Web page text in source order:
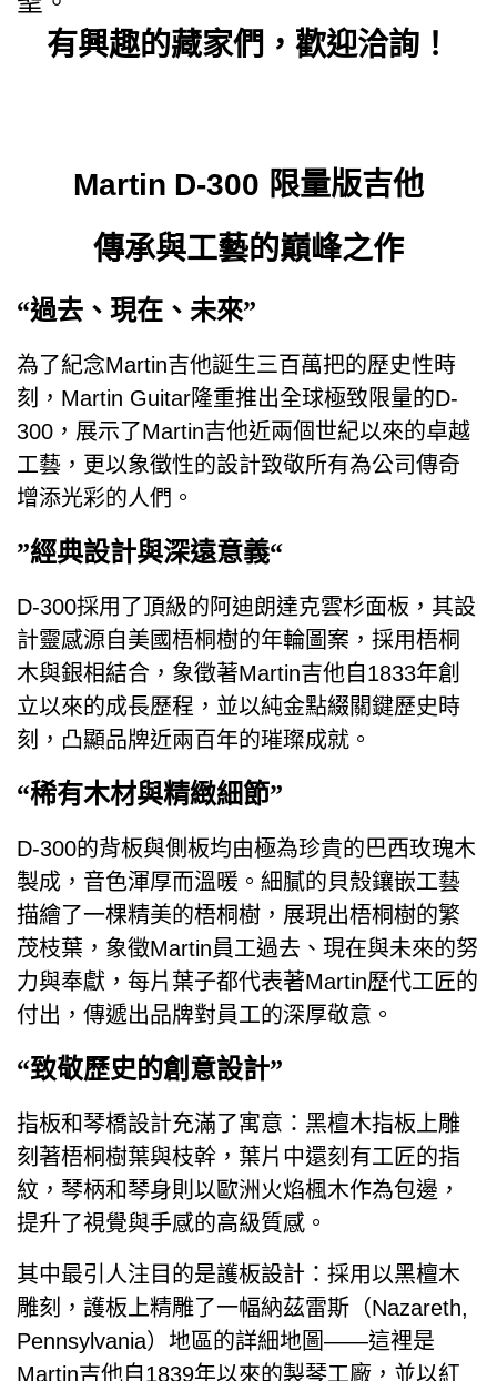
有興趣的藏家們，歡迎洽詢！
Martin D-300 限量版吉他
傳承與工藝的巔峰之作
“過去、現在、未來”
為了紀念Martin吉他誕生三百萬把的歷史性時
刻，Martin Guitar隆重推出全球極致限量的D-
300，展示了Martin吉他近兩個世紀以來的卓越
工藝，更以象徵性的設計致敬所有為公司傳奇
增添光彩的人們。
”經典設計與深遠意義“
D-300採用了頂級的阿迪朗達克雲杉面板，其設
計靈感源自美國梧桐樹的年輪圖案，採用梧桐
木與銀相結合，象徵著Martin吉他自1833年創
立以來的成長歷程，並以純金點綴關鍵歷史時
刻，凸顯品牌近兩百年的璀璨成就。
“稀有木材與精緻細節”
D-300的背板與側板均由極為珍貴的巴西玫瑰木
製成，音色渾厚而溫暖。細膩的貝殼鑲嵌工藝
描繪了一棵精美的梧桐樹，展現出梧桐樹的繁
茂枝葉，象徵Martin員工過去、現在與未來的努
力與奉獻，每片葉子都代表著Martin歷代工匠的
付出，傳遞出品牌對員工的深厚敬意。
“致敬歷史的創意設計”
指板和琴橋設計充滿了寓意：黑檀木指板上雕
刻著梧桐樹葉與枝幹，葉片中還刻有工匠的指
紋，琴柄和琴身則以歐洲火焰楓木作為包邊，
提升了視覺與手感的高級質感。
其中最引人注目的是護板設計：採用以黑檀木
雕刻，護板上精雕了一幅納茲雷斯（Nazareth,
Pennsylvania）地區的詳細地圖——這裡是
Martin吉他自1839年以來的製琴工廠，並以紅